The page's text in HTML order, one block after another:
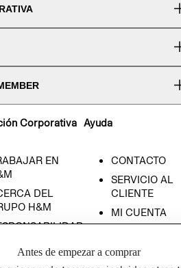
Corporativa
EN
DEL
H&M
Ayuda
CONTACTO
SERVICIO AL
CLIENTE
MI CUENTA
Antes de empezar a comprar